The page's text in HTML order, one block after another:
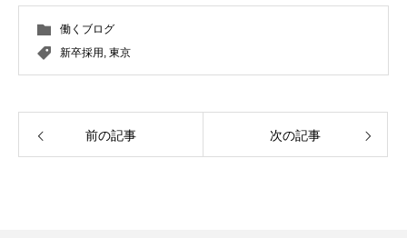
働くブログ
新卒採用 , 東京
前の記事 次の記事